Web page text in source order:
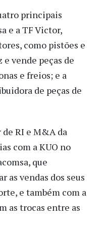
principais
e a TF Victor,
como pistões e
vende peças de
e freios; e a
de peças de
RI e M&A da
com a KUO no
que
as vendas dos seus
e também com a
as trocas entre as